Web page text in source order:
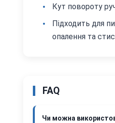
Кут повороту
Підходить для
опалення та
FAQ
Чи можна